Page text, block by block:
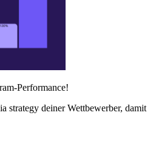
Performance!
strategy deiner Wettbewerber, damit